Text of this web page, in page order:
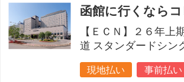
函館に行くならコ
【ＥＣＮ】２６年上
道 スタンダードシン
現地払い
事前払い